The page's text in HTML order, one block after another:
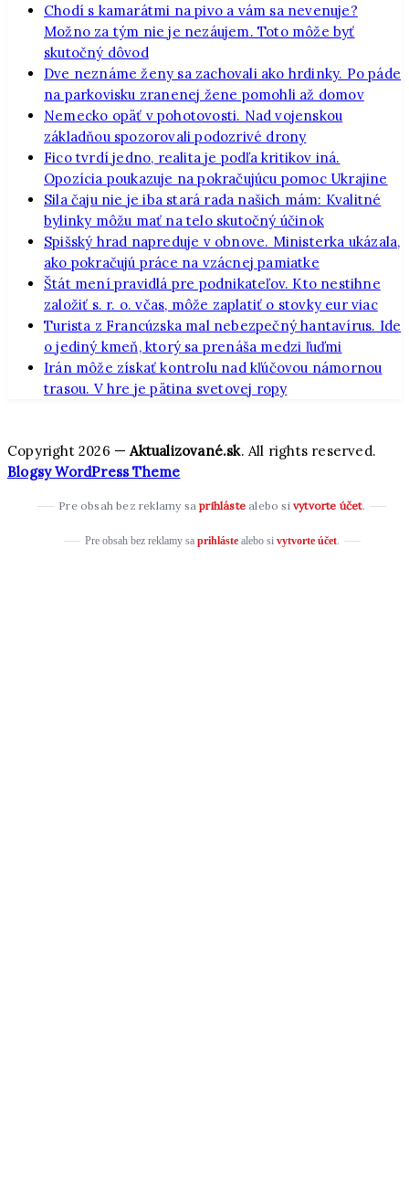
Chodí s kamarátmi na pivo a vám sa nevenuje?
Možno za tým nie je nezáujem. Toto môže byť
skutočný dôvod
Dve neznáme ženy sa zachovali ako hrdinky. Po páde
na parkovisku zranenej žene pomohli až domov
Nemecko opäť v pohotovosti. Nad vojenskou
základňou spozorovali podozrivé drony
Fico tvrdí jedno, realita je podľa kritikov iná.
Opozícia poukazuje na pokračujúcu pomoc Ukrajine
Sila čaju nie je iba stará rada našich mám: Kvalitné
bylinky môžu mať na telo skutočný účinok
Spišský hrad napreduje v obnove. Ministerka ukázala,
ako pokračujú práce na vzácnej pamiatke
Štát mení pravidlá pre podnikateľov. Kto nestihne
založiť s. r. o. včas, môže zaplatiť o stovky eur viac
Turista z Francúzska mal nebezpečný hantavírus. Ide
o jediný kmeň, ktorý sa prenáša medzi ľuďmi
Irán môže získať kontrolu nad kľúčovou námornou
trasou. V hre je pätina svetovej ropy
Copyright 2026 —Aktualizované.sk. All rights reserved.
Blogsy WordPress Theme
Pre obsah bez reklamy saprihláste alebo si vytvorte účet.